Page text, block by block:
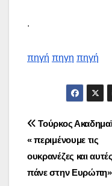
.
πηγή πηγη πηγή
άρθρων
Τούρκος
« περιμένουμε τις
ουκρανέζες και αυτές
πάνε στην Ευρώπη»